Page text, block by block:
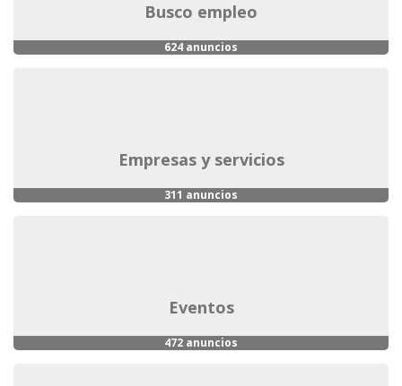
busco empleo
624 anuncios
empresas y servicios
311 anuncios
eventos
472 anuncios